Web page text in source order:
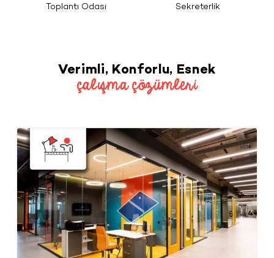
Toplantı Odası Sekreterlik
Verimli, Konforlu, Esnek
çalışma çözümleri